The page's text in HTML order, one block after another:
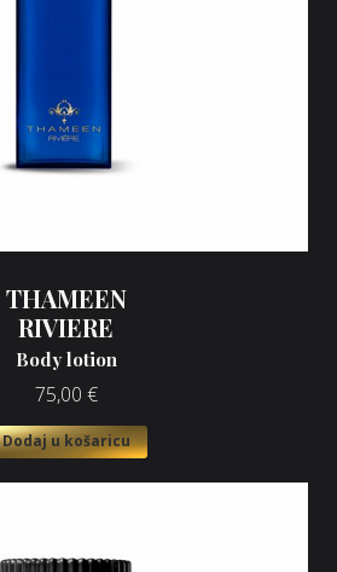
THAMEEN
RIVIERE
Body lotion
75,00 €
Dodaj u košaricu